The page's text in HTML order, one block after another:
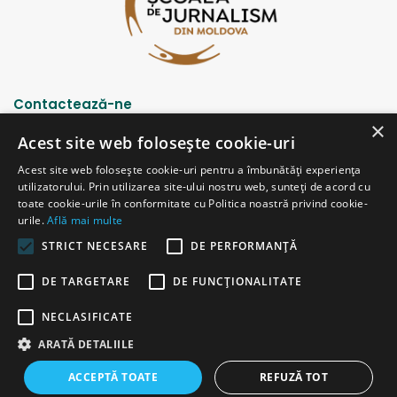
Contactează-ne
Strada Șciusev, 53
2012 Chișinău, Republica Moldova
tel: (+373 22) 213652, 227539
fax: (+373 22) 226681
Email: redactia@ijc.md
FacebookYouTubeInstagramTelegram
×
Acest site web folosește cookie-uri
Acest site web folosește cookie-uri pentru a îmbunătăți experiența
utilizatorului. Prin utilizarea site-ului nostru web, sunteți de acord cu
toate cookie-urile în conformitate cu Politica noastră privind cookie-
urile.Află mai multe
STRICT NECESARE
DE PERFORMANȚĂ
DE TARGETARE DE FUNCŢIONALITATE
NECLASIFICATE
ARATĂ DETALIILE
ACCEPTĂ TOATE REFUZĂ TOT